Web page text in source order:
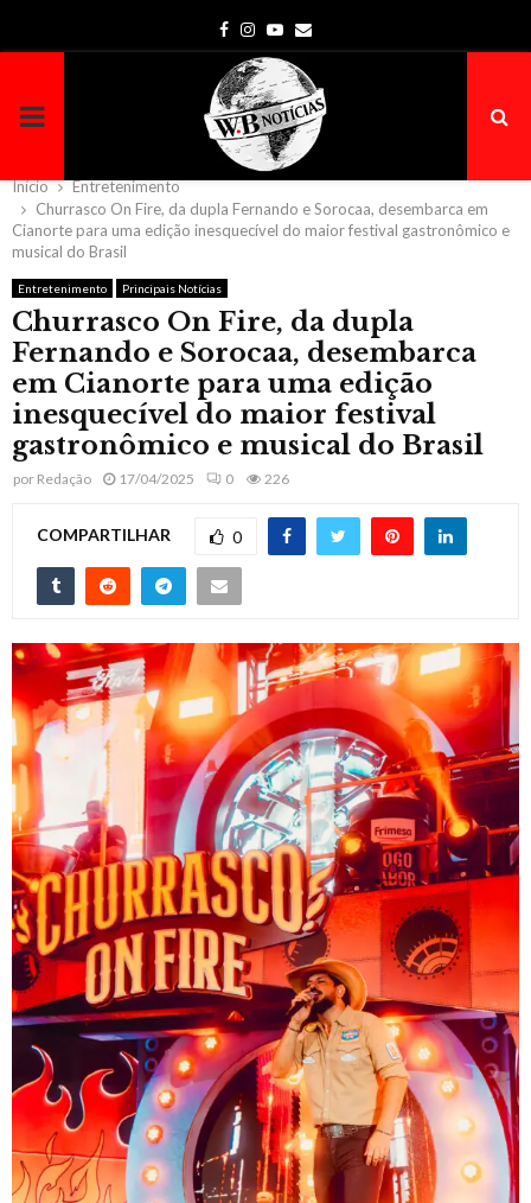
Facebook
Instagram
Youtube
Email
PRIMARY
MENU
Início
Entretenimento
Churrasco On Fire, da dupla Fernando e Sorocaa, desembarca em
Cianorte para uma edição inesquecível do maior festival gastronômico e
musical do Brasil
Entretenimento Principais Notícias
Churrasco On Fire, da dupla
Fernando e Sorocaa, desembarca
em Cianorte para uma edição
inesquecível do maior festival
gastronômico e musical do Brasil
por Redação 17/04/2025 0 226
COMPARTILHAR 0